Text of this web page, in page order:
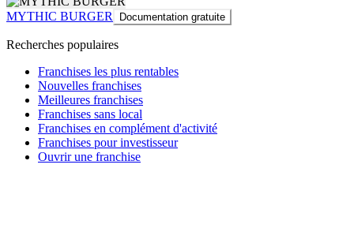
MYTHIC BURGER Documentation gratuite
Recherches populaires
Franchises les plus rentables
Nouvelles franchises
Meilleures franchises
Franchises sans local
Franchises en complément d'activité
Franchises pour investisseur
Ouvrir une franchise